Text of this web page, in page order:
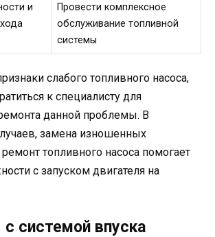
и
Провести комплексное
обслуживание топливной
системы
слабого топливного насоса,
к специалисту для
данной проблемы. В
замена изношенных
топливного насоса помогает
с запуском двигателя на
системой впуска